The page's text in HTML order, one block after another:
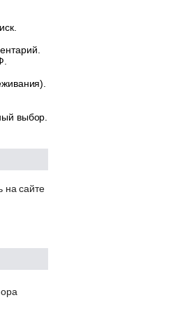
выбор.
на сайте